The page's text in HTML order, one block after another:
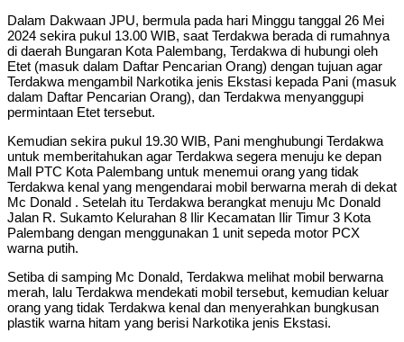
Dalam Dakwaan JPU, bermula pada hari Minggu tanggal 26 Mei
2024 sekira pukul 13.00 WIB, saat Terdakwa berada di rumahnya
di daerah Bungaran Kota Palembang, Terdakwa di hubungi oleh
Etet (masuk dalam Daftar Pencarian Orang) dengan tujuan agar
Terdakwa mengambil Narkotika jenis Ekstasi kepada Pani (masuk
dalam Daftar Pencarian Orang), dan Terdakwa menyanggupi
permintaan Etet tersebut.
Kemudian sekira pukul 19.30 WIB, Pani menghubungi Terdakwa
untuk memberitahukan agar Terdakwa segera menuju ke depan
Mall PTC Kota Palembang untuk menemui orang yang tidak
Terdakwa kenal yang mengendarai mobil berwarna merah di dekat
Mc Donald . Setelah itu Terdakwa berangkat menuju Mc Donald
Jalan R. Sukamto Kelurahan 8 Ilir Kecamatan Ilir Timur 3 Kota
Palembang dengan menggunakan 1 unit sepeda motor PCX
warna putih.
Setiba di samping Mc Donald, Terdakwa melihat mobil berwarna
merah, lalu Terdakwa mendekati mobil tersebut, kemudian keluar
orang yang tidak Terdakwa kenal dan menyerahkan bungkusan
plastik warna hitam yang berisi Narkotika jenis Ekstasi.